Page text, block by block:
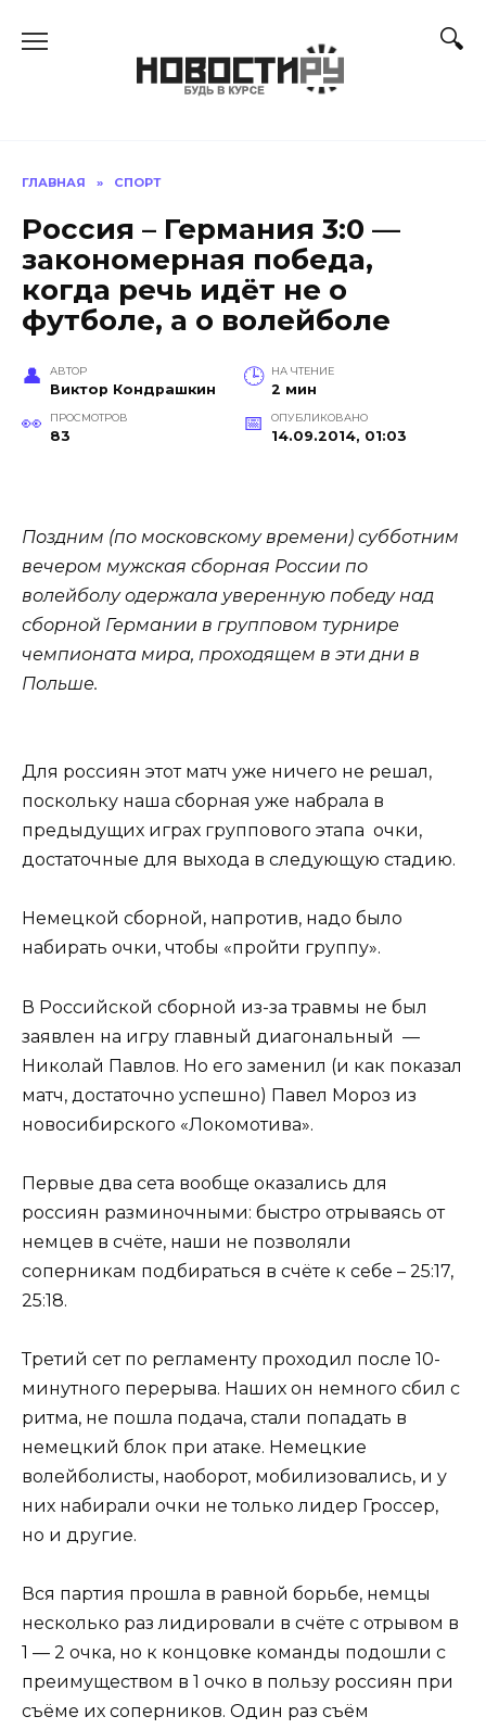
ГЛАВНАЯ » СПОРТ
Россия – Германия 3:0 —
закономерная победа,
когда речь идёт не о
футболе, а о волейболе
АВТОР
Виктор Кондрашкин
НА ЧТЕНИЕ
2 мин
ПРОСМОТРОВ
83
ОПУБЛИКОВАНО
14.09.2014, 01:03
Поздним (по московскому времени) субботним
вечером мужская сборная России по
волейболу одержала уверенную победу над
сборной Германии в групповом турнире
чемпионата мира, проходящем в эти дни в
Польше.
Для россиян этот матч уже ничего не решал,
поскольку наша сборная уже набрала в
предыдущих играх группового этапа очки,
достаточные для выхода в следующую стадию.
Немецкой сборной, напротив, надо было
набирать очки, чтобы «пройти группу».
В Российской сборной из-за травмы не был
заявлен на игру главный диагональный —
Николай Павлов. Но его заменил (и как показал
матч, достаточно успешно) Павел Мороз из
новосибирского «Локомотива».
Первые два сета вообще оказались для
россиян разминочными: быстро отрываясь от
немцев в счёте, наши не позволяли
соперникам подбираться в счёте к себе – 25:17,
25:18.
Третий сет по регламенту проходил после 10-
минутного перерыва. Наших он немного сбил с
ритма, не пошла подача, стали попадать в
немецкий блок при атаке. Немецкие
волейболисты, наоборот, мобилизовались, и у
них набирали очки не только лидер Гроссер,
но и другие.
Вся партия прошла в равной борьбе, немцы
несколько раз лидировали в счёте с отрывом в
1 — 2 очка, но к концовке команды подошли с
преимуществом в 1 очко в пользу россиян при
съёме их соперников. Один раз съём